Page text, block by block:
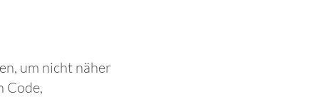
um nicht näher
Code,